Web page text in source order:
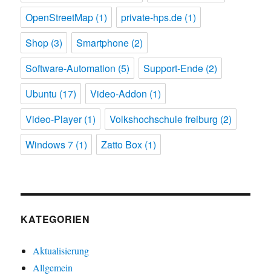
OpenStreetMap (1) private-hps.de (1)
Shop (3) Smartphone (2)
Software-Automation (5) Support-Ende (2)
Ubuntu (17) Video-Addon (1)
Video-Player(1) Volkshochschule freiburg (2)
Windows 7 (1) Zatto Box (1)
KATEGORIEN
Aktualisierung
Allgemein